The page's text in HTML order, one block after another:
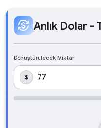
currency_exchange Anlık Dolar -
Dönüştürülecek Miktar
$